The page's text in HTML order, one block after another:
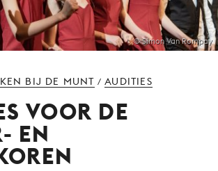
TICKETS &
ABONNEMENTEN
UW
PUBLIEK
MUNT
© Simon Van Rompay
BIJ DE MUNT /AUDITIES
VOOR DE
EN